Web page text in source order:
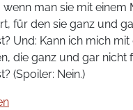
man sie mit einem
für den sie ganz und
Und: Kann ich mich mit
die ganz und gar nicht
(Spoiler: Nein.)